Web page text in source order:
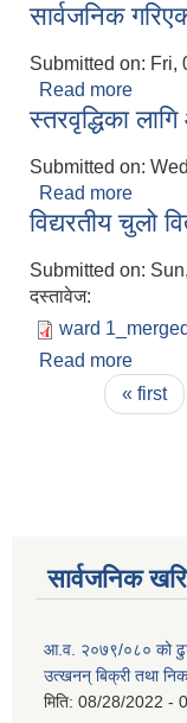
सार्वजनिक
Submitted on: Fri,
Read more
स्तरवृद्धिका
Submitted on:
Read more
विद्यरतीय चुलो
Submitted on:
दस्तावेज:
ward
Read more
Pages« first
सार्वजनिक
आ.व. २०७९/०८० को
उत्खनन् बिक्री तथा
मिति: 08/28/2022 -